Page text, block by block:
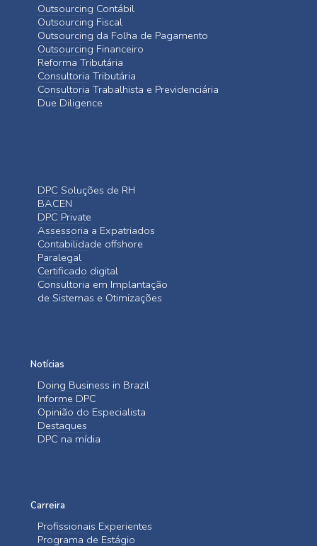
Outsourcing Contábil
Outsourcing Fiscal
Outsourcing da Folha de Pagamento
Outsourcing Financeiro
Reforma Tributária
Consultoria Tributária
Consultoria Trabalhista e Previdenciária
Due Diligence
DPC Soluções de RH
BACEN
DPC Private
Assessoria a Expatriados
Contabilidade offshore
Paralegal
Certificado digital
Consultoria em Implantação
de Sistemas e Otimizações
Notícias
Doing Business in Brazil
Informe DPC
Opinião do Especialista
Destaques
DPC na mídia
Carreira
Profissionais Experientes
Programa de Estágio